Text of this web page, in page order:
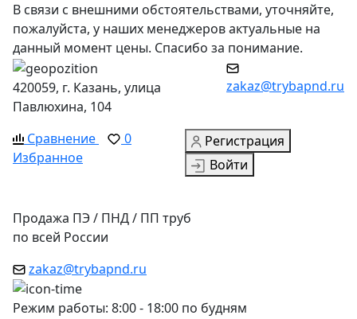
В связи с внешними обстоятельствами, уточняйте,
пожалуйста, у наших менеджеров актуальные на
данный момент цены. Спасибо за понимание.
420059, г. Казань, улица
Павлюхина, 104
zakaz@trybapnd.ru
Сравнение
0
Избранное
Регистрация
Войти
Продажа ПЭ / ПНД / ПП труб
по всей России
zakaz@trybapnd.ru
Режим работы: 8:00 - 18:00 по будням